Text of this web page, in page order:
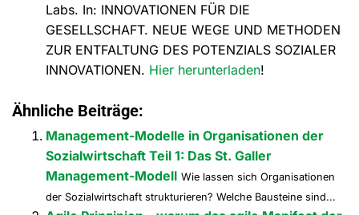
Labs. In: INNOVATIONEN FÜR DIE
GESELLSCHAFT. NEUE WEGE UND METHODEN
ZUR ENTFALTUNG DES POTENZIALS SOZIALER
INNOVATIONEN. Hier herunterladen!
Ähnliche Beiträge:
Management-Modelle in Organisationen der
Sozialwirtschaft Teil 1: Das St. Galler
Management-Modell Wie lassen sich Organisationen
der Sozialwirtschaft strukturieren? Welche Bausteine sind...